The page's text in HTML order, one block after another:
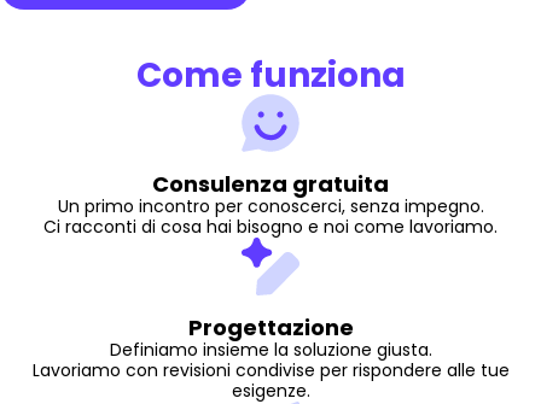
Come funziona
Consulenza gratuita
Un primo incontro per conoscerci, senza impegno.
Ci racconti di cosa hai bisogno e noi come lavoriamo.
Progettazione
Definiamo insieme la soluzione giusta.
Lavoriamo con revisioni condivise per rispondere alle tue
esigenze.